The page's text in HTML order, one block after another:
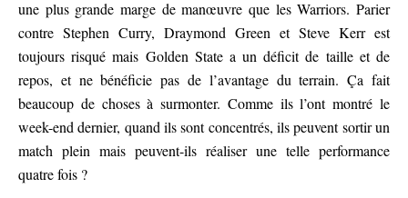
une plus grande marge de manœuvre que les Warriors. Parier
contre Stephen Curry, Draymond Green et Steve Kerr est
toujours risqué mais Golden State a un déficit de taille et de
repos, et ne bénéficie pas de l’avantage du terrain. Ça fait
beaucoup de choses à surmonter. Comme ils l’ont montré le
week-end dernier, quand ils sont concentrés, ils peuvent sortir un
match plein mais peuvent-ils réaliser une telle performance
quatre fois ?